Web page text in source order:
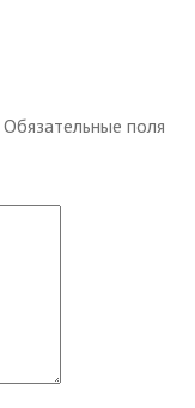
Обязательные поля